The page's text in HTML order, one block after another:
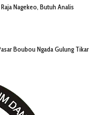
Nagekeo, Butuh Analis
Boubou Ngada Gulung Tikar